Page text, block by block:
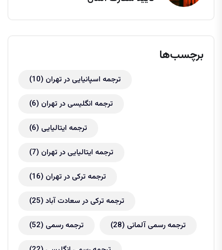
برچسب‌ها
ترجمه اسپانیایی در تهران (10)
ترجمه انگلیسی در تهران (6)
ترجمه ایتالیایی (6)
ترجمه ایتالیایی در تهران (7)
ترجمه ترکی در تهران (16)
ترجمه ترکی در سعادت آباد (25)
ترجمه رسمی (52) ترجمه رسمی آلمانی (28)